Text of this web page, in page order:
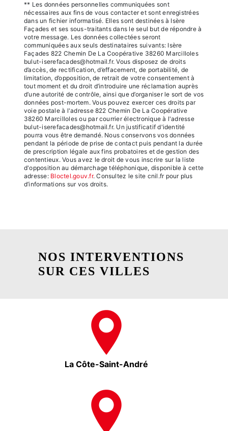
** Les données personnelles communiquées sont
nécessaires aux fins de vous contacter et sont enregistrées
dans un fichier informatisé. Elles sont destinées à Isère
Façades et ses sous-traitants dans le seul but de répondre à
votre message. Les données collectées seront
communiquées aux seuls destinataires suivants: Isère
Façades 822 Chemin De La Coopérative 38260 Marcilloles
bulut-iserefacades@hotmail.fr. Vous disposez de droits
d’accès, de rectification, d’effacement, de portabilité, de
limitation, d’opposition, de retrait de votre consentement à
tout moment et du droit d’introduire une réclamation auprès
d’une autorité de contrôle, ainsi que d’organiser le sort de vos
données post-mortem. Vous pouvez exercer ces droits par
voie postale à l'adresse 822 Chemin De La Coopérative
38260 Marcilloles ou par courrier électronique à l'adresse
bulut-iserefacades@hotmail.fr. Un justificatif d'identité
pourra vous être demandé. Nous conservons vos données
pendant la période de prise de contact puis pendant la durée
de prescription légale aux fins probatoires et de gestion des
contentieux. Vous avez le droit de vous inscrire sur la liste
d'opposition au démarchage téléphonique, disponible à cette
adresse: Bloctel.gouv.fr. Consultez le site cnil.fr pour plus
d’informations sur vos droits.
NOS INTERVENTIONS
SUR CES VILLES
La Côte-Saint-André